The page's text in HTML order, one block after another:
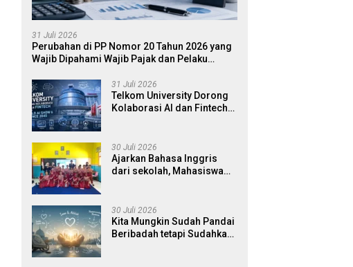
31 Juli 2026
Perubahan di PP Nomor 20 Tahun 2026 yang
Wajib Dipahami Wajib Pajak dan Pelaku
31 Juli 2026
Telkom University Dorong
Kolaborasi AI dan Fintech
30 Juli 2026
Ajarkan Bahasa Inggris
dari sekolah, Mahasiswa
Introduce Yourself di SDN 1
Sumberngepoh
30 Juli 2026
Kita Mungkin Sudah Pandai
Beribadah tetapi Sudahkah